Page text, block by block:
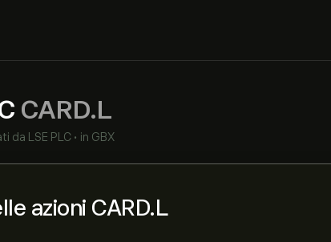
CARD.L
da LSE PLC • in GBX
azioni CARD.L